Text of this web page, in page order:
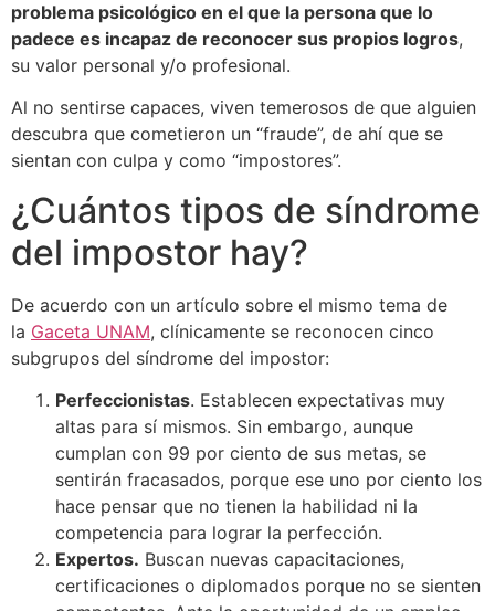
problema psicológico en el que la persona que lo
padece es incapaz de reconocer sus propios logros,
su valor personal y/o profesional.
Al no sentirse capaces, viven temerosos de que alguien
descubra que cometieron un “fraude”, de ahí que se
sientan con culpa y como “impostores”.
¿Cuántos tipos de síndrome
del impostor hay?
De acuerdo con un artículo sobre el mismo tema de
la Gaceta UNAM, clínicamente se reconocen cinco
subgrupos del síndrome del impostor:
Perfeccionistas. Establecen expectativas muy
altas para sí mismos. Sin embargo, aunque
cumplan con 99 por ciento de sus metas, se
sentirán fracasados, porque ese uno por ciento los
hace pensar que no tienen la habilidad ni la
competencia para lograr la perfección.
Expertos. Buscan nuevas capacitaciones,
certificaciones o diplomados porque no se sienten